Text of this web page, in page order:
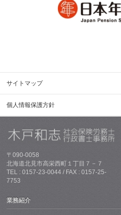
サイトマップ
個人情報保護方針
〒090-0058
北海道北見市高栄西町１丁目７－７
TEL : 0157-23-0044 / FAX : 0157-25-
7753
業務紹介